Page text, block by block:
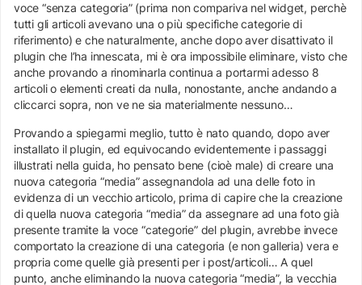
voce “senza categoria” (prima non compariva nel widget, perchè
tutti gli articoli avevano una o più specifiche categorie di
riferimento) e che naturalmente, anche dopo aver disattivato il
plugin che l’ha innescata, mi è ora impossibile eliminare, visto che
anche provando a rinominarla continua a portarmi adesso 8
articoli o elementi creati da nulla, nonostante, anche andando a
cliccarci sopra, non ve ne sia materialmente nessuno…
Provando a spiegarmi meglio, tutto è nato quando, dopo aver
installato il plugin, ed equivocando evidentemente i passaggi
illustrati nella guida, ho pensato bene (cioè male) di creare una
nuova categoria “media” assegnandola ad una delle foto in
evidenza di un vecchio articolo, prima di capire che la creazione
di quella nuova categoria “media” da assegnare ad una foto già
presente tramite la voce “categorie” del plugin, avrebbe invece
comportato la creazione di una categoria (e non galleria) vera e
propria come quelle già presenti per i post/articoli… A quel
punto, anche eliminando la nuova categoria “media”, la vecchia